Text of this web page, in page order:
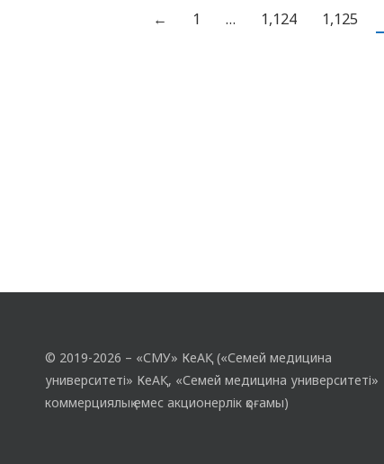
маңызды істер жөніндегі аға жедел уәкілі,
← 1 … 1,124 1,125
© 2019-2026 – «СМУ» КеАҚ («Семей медицина
университеті» КеАҚ, «Семей медицина университеті»
коммерциялық емес акционерлік қоғамы)